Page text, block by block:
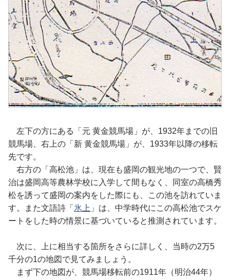
左下の方にある「元 黄金競馬場」が、1932年までの旧
競馬場、右上の「新 黄金競馬場」が、1933年以降の移転
先です。
右方の「高松池」は、現在も盛岡の観光地の一つで、賢
治は盛岡高等農林学校に入学して間もなく、同室の高橋秀
松を誘って盛岡の案内をした際にも、この池を訪れていま
す。また文語詩「 氷上 」は、中学時代にこの高松池でスケ
ートをした時の情景に基づいていると推測されています。
次に、上に相当する箇所をさらに詳しく、当時の2万5
千分の1の地図で見てみましょう。
まず下の地図が、競馬場移転前の1911年（明治44年）